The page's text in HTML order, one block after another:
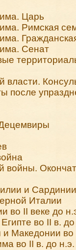
Царь
Римская
Сенат
власти.
после
войны.
и
Италии
во II веке до
во II в. до
Македонии во
во II в. до н.э.